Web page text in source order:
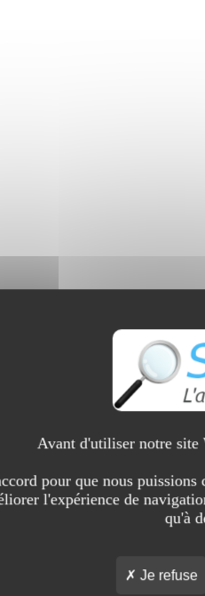
Avant d'utiliser notre site
pour que nous
l'expérience de
qu'à
Je refuse